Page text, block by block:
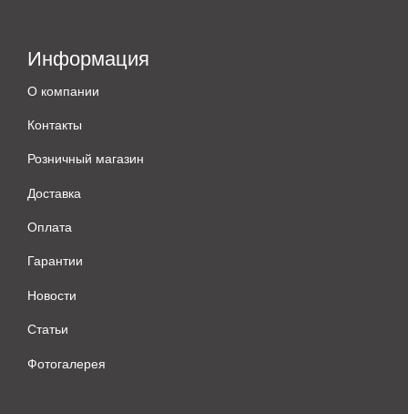
Информация
О компании
Контакты
Розничный магазин
Доставка
Оплата
Гарантии
Новости
Статьи
Фотогалерея